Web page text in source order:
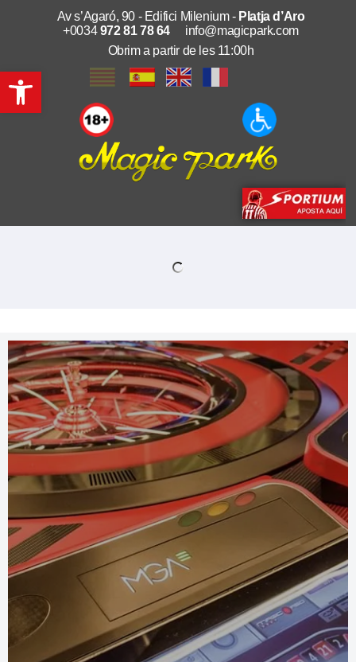
Av s’Agaró, 90 - Edifici Milenium - Platja d’Aro
+0034972 81 78 64
info@magicpark.com
Obrim a partir de les 11:00h
Obre la barra d'eines